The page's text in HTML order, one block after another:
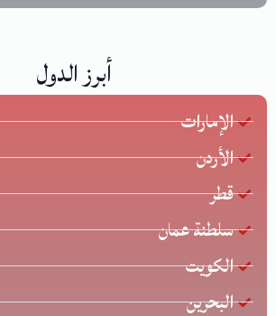
أبرز الدول
الإمارات
الأردن
قطر
سلطنة عمان
الكويت
البحرين